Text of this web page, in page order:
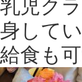
乳児ク
身して
給食も